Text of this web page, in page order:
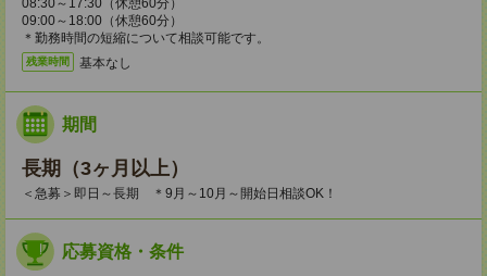
08:30～17:30（休憩60分）
09:00～18:00（休憩60分）
＊勤務時間の短縮について相談可能です。
残業時間 基本なし
期間
長期（3ヶ月以上）
＜急募＞即日～長期 ＊9月～10月～開始日相談OK！
応募資格・条件